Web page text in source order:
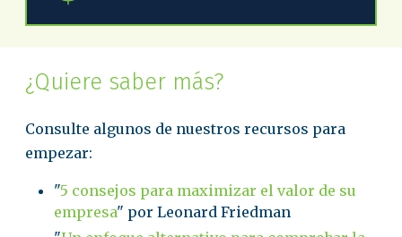
¿Quiere saber más?
Consulte algunos de nuestros recursos para
empezar:
"5 consejos para maximizar el valor de su
empresa" por Leonard Friedman